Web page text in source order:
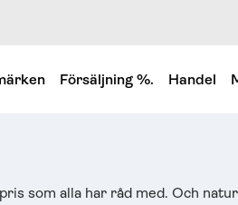
Försäljning %. Handel
som alla har råd med. Och